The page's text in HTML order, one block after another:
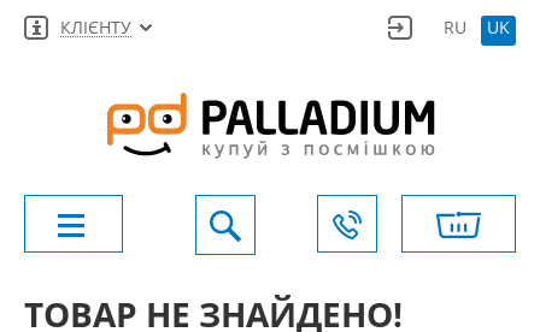
КЛІЄНТУ RU UK
ТОВАР НЕ ЗНАЙДЕНО!